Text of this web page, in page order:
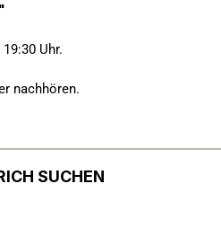
Uhr.
nachhören.
SUCHEN